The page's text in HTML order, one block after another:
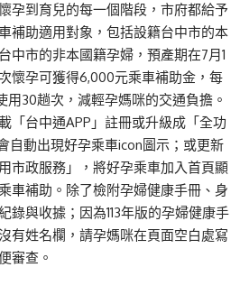
孕到育兒的每一個階段，市府都給予
補助適用對象，包括設籍台中市的本
中市的非本國籍孕婦，預產期在7月1
懷孕可獲得6,000元乘車補助金，每
30趟次，減輕孕媽咪的交通負擔。
「台中通APP」註冊或升級成「全功
自動出現好孕乘車icon圖示；或更新
市政服務」，將好孕乘車加入首頁顯
車補助。除了檢附孕婦健康手冊、身
錄與收據；因為113年版的孕婦健康手
有姓名欄，請孕媽咪在頁面空白處寫
審查。